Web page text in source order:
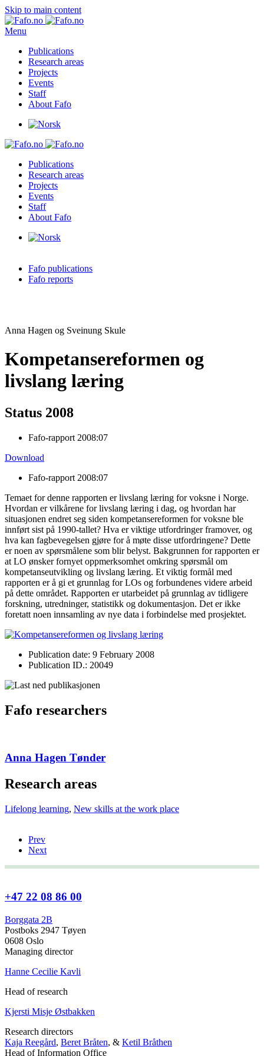
Skip to main content
Menu
Publications
Research areas
Projects
Events
Staff
About Fafo
Publications
Research areas
Projects
Events
Staff
About Fafo
Fafo publications
Fafo reports
Anna Hagen og Sveinung Skule
Kompetansereformen og
livslang læring
Status 2008
Fafo-rapport 2008:07
Download
Fafo-rapport 2008:07
Temaet for denne rapporten er livslang læring for voksne i Norge.
Hvordan er vilkårene for livslang læring i dag, og hvordan har
situasjonen endret seg siden kompetansereformen for voksne ble
innført sist på 1990-tallet? Hva er viktige utfordringer framover, og
hva kan fagbevegelsen gjøre for å møte disse utfordringene? Dette
er noen av spørsmålene som blir belyst. Bakgrunnen for rapporten er
at LO ønsker fornyet oppmerksomhet omkring spørsmål om
kompetanseutvikling og livslang læring. Et viktig formål med
rapporten er å gi et grunnlag for LOs og forbundenes videre arbeid
på dette området. Rapporten er utarbeidet på grunnlag av tidligere
forskning, utredninger, statistikk og dokumentasjon. Det er ikke
foretatt noen innsamling av nye data i forbindelse med prosjektet.
Publication date: 9 February 2008
Publication ID.: 20049
Fafo researchers
Anna Hagen Tønder
Research areas
Lifelong learning, New skills at the work place
Prev
Next
+47 22 08 86 00
Borggata 2B
Postboks 2947 Tøyen
0608 Oslo
Managing director
Hanne Cecilie Kavli
Head of research
Kjersti Misje Østbakken
Research directors
Kaja Reegård, Beret Bråten, & Ketil Bråthen
Head of Information Office